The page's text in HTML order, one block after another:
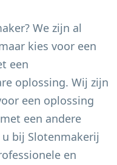
We zijn al
kies voor een
een
oplossing. Wij zijn
een oplossing
een andere
bij Slotenmakerij
en